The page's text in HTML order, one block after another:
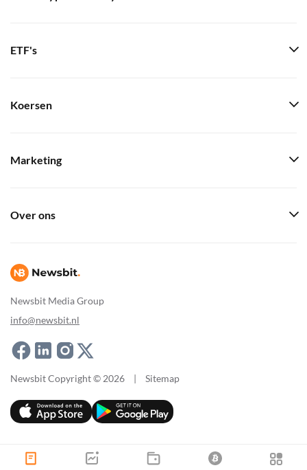
Newsbit Media Group
info@newsbit.nl
ETF's
Koersen
Marketing
Over ons
Newsbit Copyright © 2026 | Sitemap